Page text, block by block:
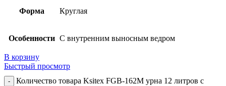
Форма Круглая
Особенности С внутренним выносным ведром
В корзину
Быстрый просмотр
Количество товара Ksitex FGB-162M урна 12 литров с